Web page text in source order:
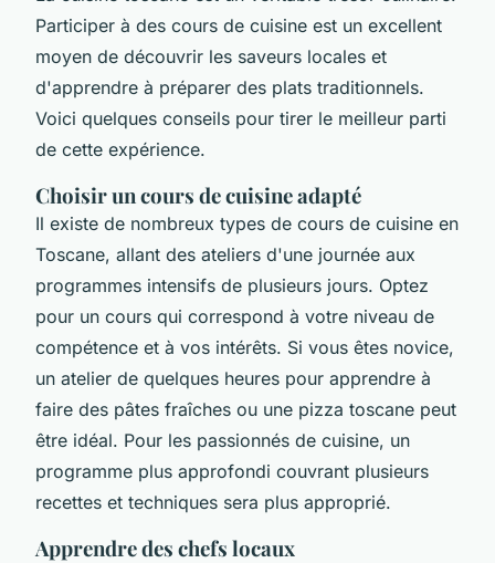
Participer à des cours de cuisine est un excellent
moyen de découvrir les saveurs locales et
d'apprendre à préparer des plats traditionnels.
Voici quelques conseils pour tirer le meilleur parti
de cette expérience.
Choisir un cours de cuisine adapté
Il existe de nombreux types de cours de cuisine en
Toscane, allant des ateliers d'une journée aux
programmes intensifs de plusieurs jours. Optez
pour un cours qui correspond à votre niveau de
compétence et à vos intérêts. Si vous êtes novice,
un atelier de quelques heures pour apprendre à
faire des pâtes fraîches ou une pizza toscane peut
être idéal. Pour les passionnés de cuisine, un
programme plus approfondi couvrant plusieurs
recettes et techniques sera plus approprié.
Apprendre des chefs locaux